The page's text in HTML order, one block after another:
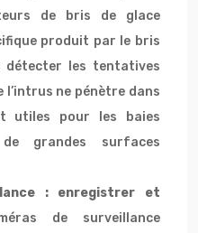
de bris de glace
produit par le bris
détecter les tentatives
l’intrus ne pénètre dans
utiles pour les baies
grandes surfaces
: enregistrer et
de surveillance